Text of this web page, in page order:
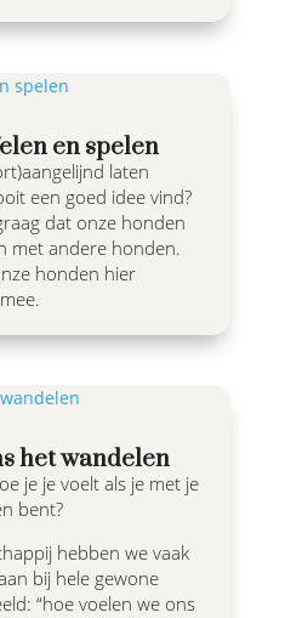
en spelen
laten
een goed idee vind?
dat onze honden
met andere honden.
honden hier
het wandelen
je je voelt als je met je
bent?
hebben we vaak
bij hele gewone
“hoe voelen we ons